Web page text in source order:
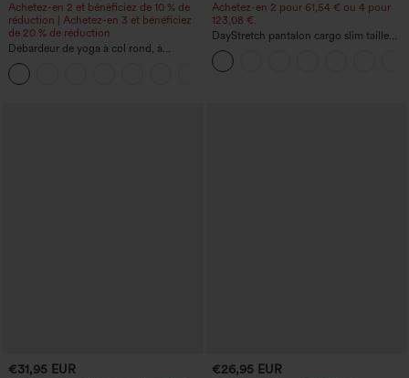
Achetez-en 2 et bénéficiez de 10 % de
réduction | Achetez-en 3 et bénéficiez
de 20 % de réduction
Débardeur de yoga à col rond, à
fronces, effet rafraîchissant - UPF50+
Achetez-en 2 pour 61,54 € ou 4 pour
123,08 €.
DayStretch pantalon cargo slim taille
haute, poches zippées, uni
€31,95 EUR €26,95 EUR